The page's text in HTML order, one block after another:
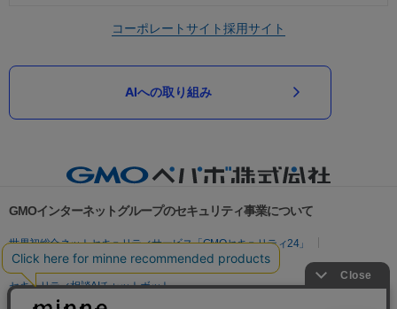
コーポレートサイト採用サイト
AIへの取り組み
GMOインターネットグループのセキュリティ事業について
世界初総合ネットセキュリティサービス「GMOセキュリティ24」
パスワード漏洩診断
Webサイトリスク診断
セキュリティ相談AIチャットボット